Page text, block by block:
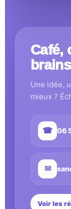
Café,
Une idée,
mieux ?
☎ 06
✉
Voir les